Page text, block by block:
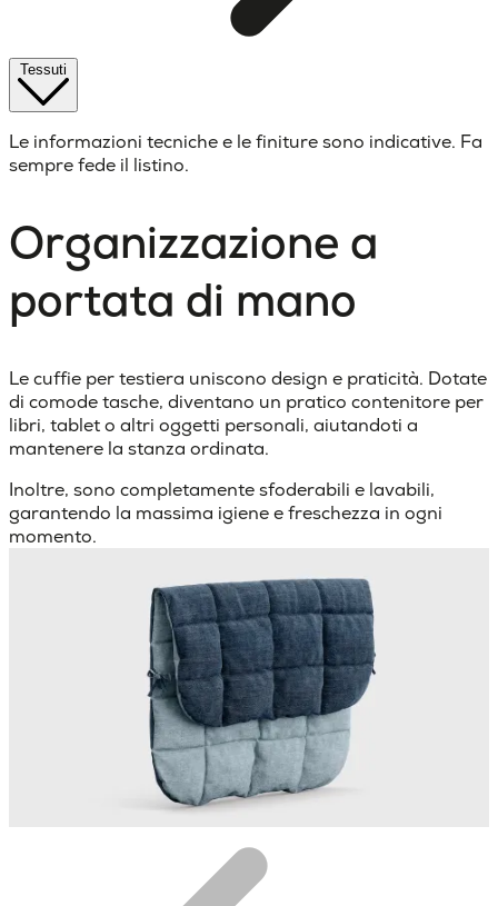
Le informazioni tecniche e le finiture sono indicative. Fa
sempre fede il listino.
Organizzazione a
portata di mano
Le cuffie per testiera uniscono design e praticità. Dotate
di comode tasche, diventano un pratico contenitore per
libri, tablet o altri oggetti personali, aiutandoti a
mantenere la stanza ordinata.
Inoltre, sono completamente sfoderabili e lavabili,
garantendo la massima igiene e freschezza in ogni
momento.